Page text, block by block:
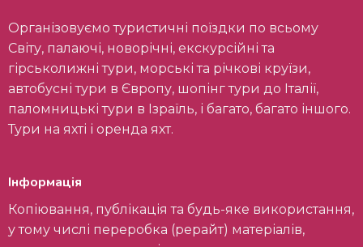
Організовуємо туристичні поїздки по всьому
Світу, палаючі, новорічні, екскурсійні та
гірськолижні тури, морські та річкові круїзи,
автобусні тури в Європу, шопінг тури до Італії,
паломницькі тури в Ізраїль, і багато, багато іншого.
Тури на яхті і оренда яхт.
Інформація
Копіювання, публікація та будь-яке використання,
у тому числі переробка (рерайт) матеріалів,